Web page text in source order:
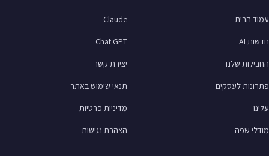
עמוד הבית
חדשות AI
החבילות שלנו
פתרונות לעסקים
עלינו
מודלי שפה
Claude
Chat GPT
יצירת קשר
תנאי שימוש באתר
מדיניות פרטיות
הצהרת נגישות